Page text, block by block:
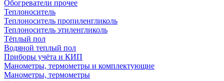
Обогреватели прочее
Теплоноситель
Теплоноситель пропиленгликоль
Теплоноситель этиленгликоль
Тёплый пол
Водяной теплый пол
Приборы учёта и КИП
Манометры, термометры и комплектующие
Манометры, термометры